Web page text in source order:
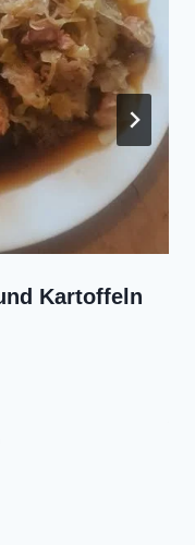
Kartoffeln